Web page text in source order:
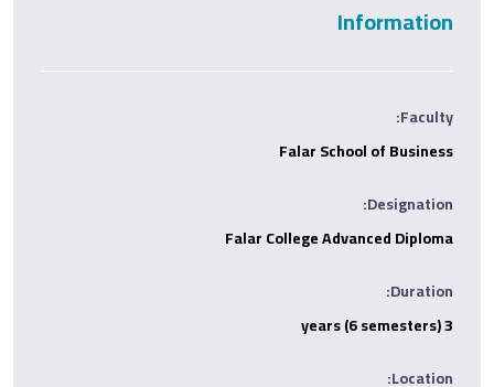
Information
Faculty:
Falar School of Business
Designation:
Falar College Advanced Diploma
Duration:
3 years (6 semesters)
Location: